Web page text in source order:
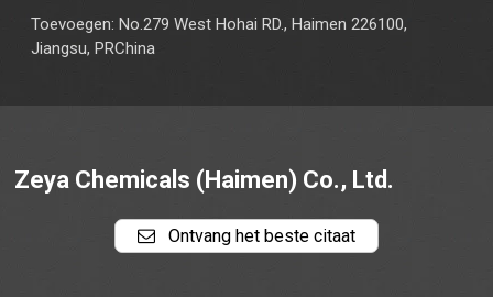
Toevoegen: No.279 West Hohai RD., Haimen 226100,
Jiangsu, PRChina
Zeya Chemicals (Haimen) Co., Ltd.
Ontvang het beste citaat